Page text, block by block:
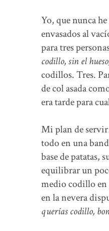
Yo, que nunca
envasados al
para tres
codillo, sin el
codillos. Tres.
de col asada
era tarde para
Mi plan de
todo en una
base de patatas,
equilibrar un
medio codillo en
en la nevera
querías codillo,